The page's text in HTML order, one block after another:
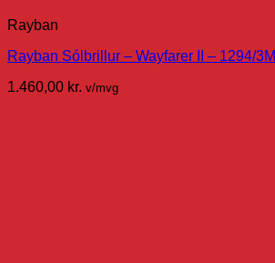
Rayban
Rayban Sólbrillur – Wayfarer II – 1294/3M
1.460,00 kr. v/mvg